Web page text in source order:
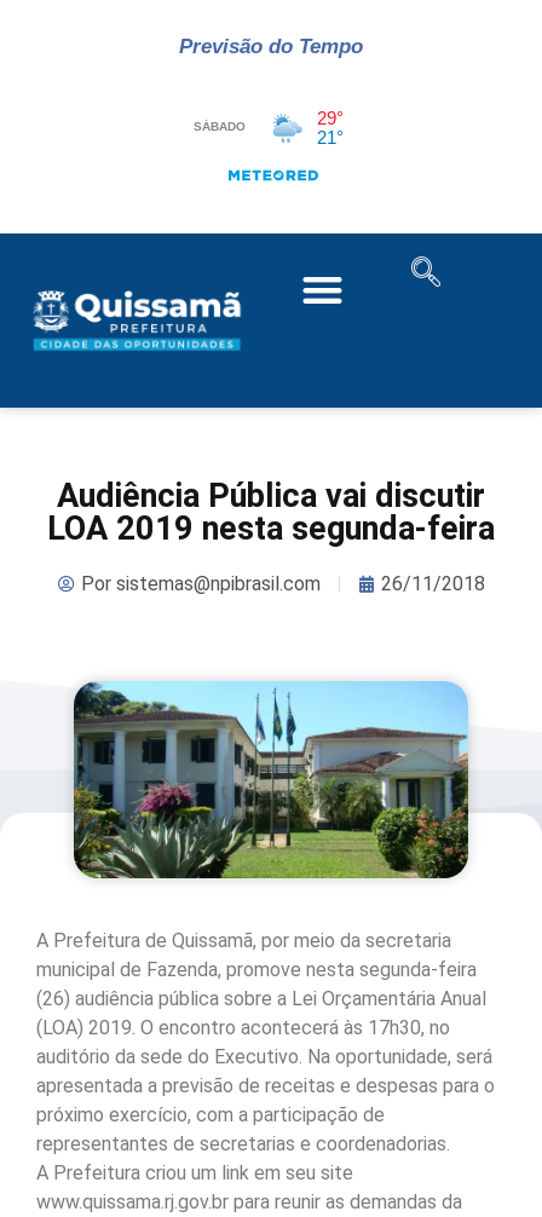
Previsão do Tempo
Audiência Pública vai discutir
LOA 2019 nesta segunda-feira
Porsistemas@npibrasil.com 26/11/2018
A Prefeitura de Quissamã, por meio da secretaria
municipal de Fazenda, promove nesta segunda-feira
(26) audiência pública sobre a Lei Orçamentária Anual
(LOA) 2019. O encontro acontecerá às 17h30, no
auditório da sede do Executivo. Na oportunidade, será
apresentada a previsão de receitas e despesas para o
próximo exercício, com a participação de
representantes de secretarias e coordenadorias.
A Prefeitura criou um link em seu site
www.quissama.rj.gov.br para reunir as demandas da